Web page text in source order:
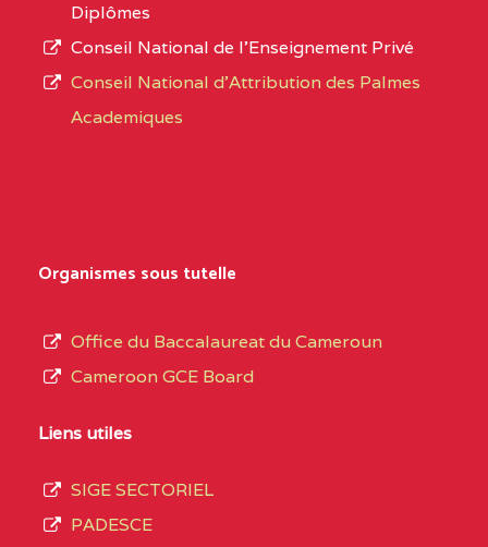
EXTREME-
NORD
0EI1TEFD100495110
NORD
KOUSSERI
NORD
L’offre
d’éducation
de
du
de
septembre
Diplômes
Conseil National de l’Enseignement Privé
Conseil National d'Attribution des Palmes
Academiques
Organismes sous tutelle
Office du Baccalaureat du Cameroun
Cameroon GCE Board
Liens utiles
SIGE SECTORIEL
PADESCE